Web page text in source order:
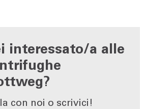
interessato/a alle
con noi o scrivici!